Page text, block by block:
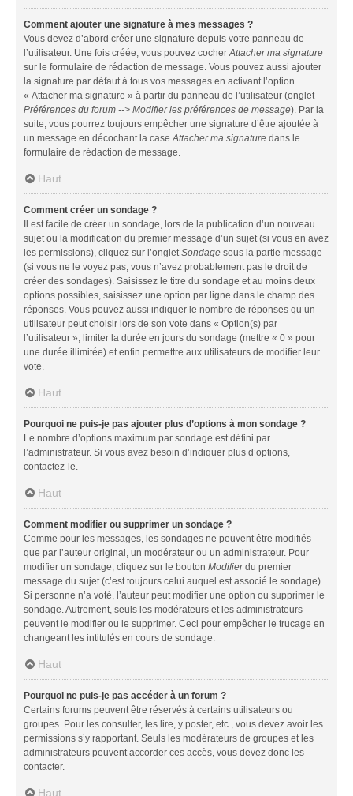
Comment ajouter une signature à mes messages ?
Vous devez d’abord créer une signature depuis votre panneau de
l’utilisateur. Une fois créée, vous pouvez cocherAttacher ma signature
sur le formulaire de rédaction de message. Vous pouvez aussi ajouter
la signature par défaut à tous vos messages en activant l’option
« Attacher ma signature » à partir du panneau de l’utilisateur (onglet
Préférences du forum --> Modifier les préférences de message). Par la
suite, vous pourrez toujours empêcher une signature d’être ajoutée à
un message en décochant la caseAttacher ma signature dans le
formulaire de rédaction de message.
Haut
Comment créer un sondage ?
Il est facile de créer un sondage, lors de la publication d’un nouveau
sujet ou la modification du premier message d’un sujet (si vous en avez
les permissions), cliquez sur l’ongletSondage sous la partie message
(si vous ne le voyez pas, vous n’avez probablement pas le droit de
créer des sondages). Saisissez le titre du sondage et au moins deux
options possibles, saisissez une option par ligne dans le champ des
réponses. Vous pouvez aussi indiquer le nombre de réponses qu’un
utilisateur peut choisir lors de son vote dans « Option(s) par
l’utilisateur », limiter la durée en jours du sondage (mettre « 0 » pour
une durée illimitée) et enfin permettre aux utilisateurs de modifier leur
vote.
Haut
Pourquoi ne puis-je pas ajouter plus d’options à mon sondage ?
Le nombre d’options maximum par sondage est défini par
l’administrateur. Si vous avez besoin d’indiquer plus d’options,
contactez-le.
Haut
Comment modifier ou supprimer un sondage ?
Comme pour les messages, les sondages ne peuvent être modifiés
que par l’auteur original, un modérateur ou un administrateur. Pour
modifier un sondage, cliquez sur le bouton Modifierdu premier
message du sujet (c’est toujours celui auquel est associé le sondage).
Si personne n’a voté, l’auteur peut modifier une option ou supprimer le
sondage. Autrement, seuls les modérateurs et les administrateurs
peuvent le modifier ou le supprimer. Ceci pour empêcher le trucage en
changeant les intitulés en cours de sondage.
Haut
Pourquoi ne puis-je pas accéder à un forum ?
Certains forums peuvent être réservés à certains utilisateurs ou
groupes. Pour les consulter, les lire, y poster, etc., vous devez avoir les
permissions s’y rapportant. Seuls les modérateurs de groupes et les
administrateurs peuvent accorder ces accès, vous devez donc les
contacter.
Haut